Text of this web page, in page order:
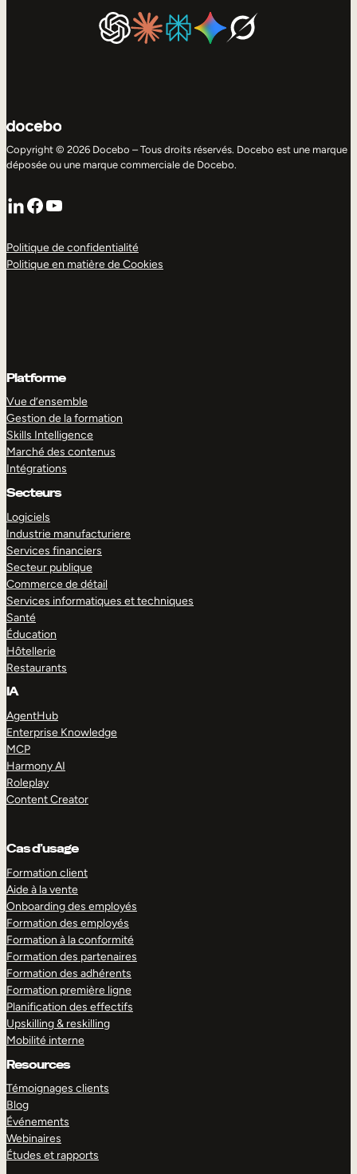
Copyright © 2026 Docebo – Tous droits réservés. Docebo est une marque
déposée ou une marque commerciale de Docebo.
LinkedIn
Facebook
YouTube
Politique de confidentialité
Politique en matière de Cookies
Platforme
Vue d’ensemble
Gestion de la formation
Skills Intelligence
Marché des contenus
Intégrations
Secteurs
Logiciels
Industrie manufacturiere
Services financiers
Secteur publique
Commerce de détail
Services informatiques et techniques
Santé
Éducation
Hôtellerie
Restaurants
IA
AgentHub
Enterprise Knowledge
MCP
Harmony AI
Roleplay
Content Creator
Cas d’usage
Formation client
Aide à la vente
Onboarding des employés
Formation des employés
Formation à la conformité
Formation des partenaires
Formation des adhérents
Formation première ligne
Planification des effectifs
Upskilling & reskilling
Mobilité interne
Resources
Témoignages clients
Blog
Événements
Webinaires
Études et rapports